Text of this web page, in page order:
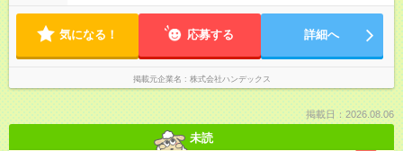
気になる！ 応募する 詳細へ
掲載元企業名 株式会社ハンデックス
掲載日：2026.08.06
未読